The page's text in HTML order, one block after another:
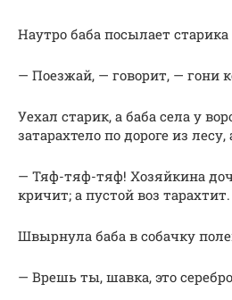
Наутро баба посылает старика
— Поезжай, — говорит, — гони
Уехал старик, а баба села у
затарахтело по дороге из
— Тяф-тяф-тяф! Хозяйкина
кричит; а пустой воз тарахтит.
Швырнула баба в собачку
— Врешь ты, шавка, это